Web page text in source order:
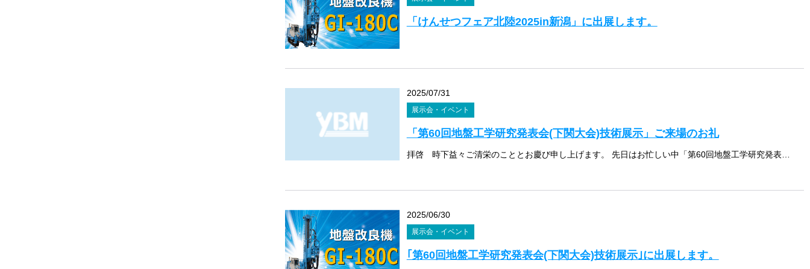
「けんせつフェア北陸2025in新潟」に出展します。
2025/07/31
展示会・イベント
「第60回地盤工学研究発表会(下関大会)技術展示」ご来場のお礼
拝啓 時下益々ご清栄のこととお慶び申し上げます。 先日はお忙しい中「第60回地盤工学研究発表会(下関大会)技術展示」にて当社のブースにお立ち寄りいただき、誠にありがとうございました。 ご紹介させていただいた地盤改良機「G […]
2025/06/30
展示会・イベント
｢第60回地盤工学研究発表会(下関大会)技術展示｣に出展します。